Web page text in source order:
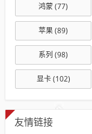
鸿蒙(77)
苹果(89)
系列 (98)
显卡(102)
友情链接